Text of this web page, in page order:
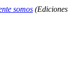
somos (Ediciones